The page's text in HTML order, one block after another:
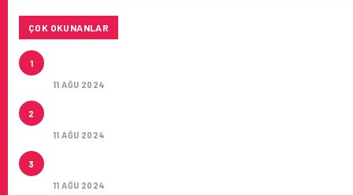
ÇOK OKUNANLAR
1
11 AĞU 2024
2
11 AĞU 2024
3
11 AĞU 2024